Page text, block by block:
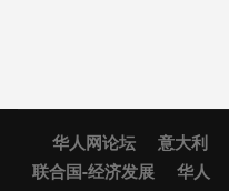
华人网论坛 意大利
联合国-经济发展
华人